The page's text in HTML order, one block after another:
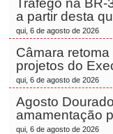
Tráfego na BR-
a partir desta
qui, 6 de agosto de 2026
Câmara
projetos do
qui, 6 de agosto de 2026
Agosto
amamentação
qui, 6 de agosto de 2026